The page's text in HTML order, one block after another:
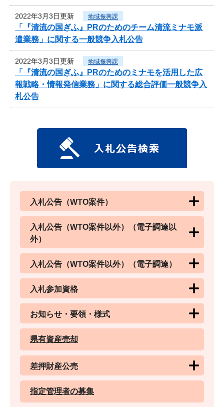
2022年3月3日更新 地域振興課
「『清流の国ぎふ』PRのためのチーム清流ミナモ派
遣業務」に関する一般競争入札公告
2022年3月3日更新 地域振興課
「『清流の国ぎふ』PRのためのミナモを活用した広
報戦略・情報発信業務」に関する総合評価一般競争入
札公告
入札公告（WTO案件）
入札公告（WTO案件以外）（電子調達以
外）
入札公告（WTO案件以外）（電子調達）
入札参加資格
お知らせ・要領・様式
県有資産売却
差押財産公売
指定管理者の募集